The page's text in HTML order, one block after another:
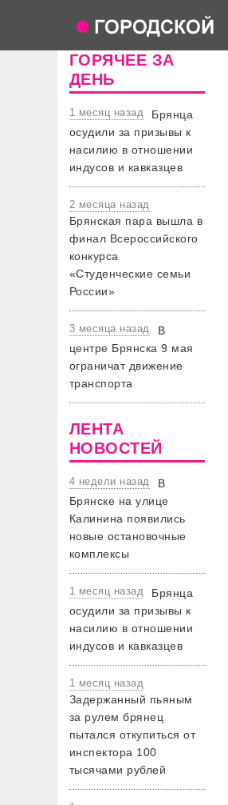
ГОРЯЧЕЕ ЗА
ДЕНЬ
1 месяц назад
Брянца
осудили за призывы к
насилию в отношении
индусов и кавказцев
2 месяца назад
Брянская пара вышла в
финал Всероссийского
конкурса
«Студенческие семьи
России»
3 месяца назад
В
центре Брянска 9 мая
ограничат движение
транспорта
ЛЕНТА
НОВОСТЕЙ
4 недели назад
В
Брянске на улице
Калинина появились
новые остановочные
комплексы
1 месяц назад
Брянца
осудили за призывы к
насилию в отношении
индусов и кавказцев
1 месяц назад
Задержанный пьяным
за рулем брянец
пытался откупиться от
инспектора 100
тысячами рублей